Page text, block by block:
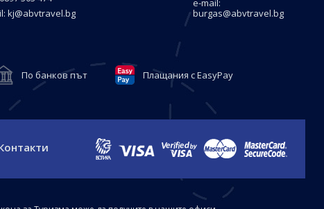
kj@abvtravel.bg
е-mail:
burgas@abvtravel.bg
По банков път Плащания с EasyPay